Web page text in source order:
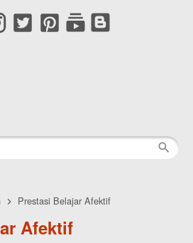
Prestasi Belajar Afektif
Afektif